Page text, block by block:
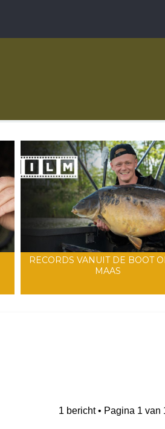
RECORDS VANUIT DE BOOT
MAAS
1 bericht • Pagina 1 van